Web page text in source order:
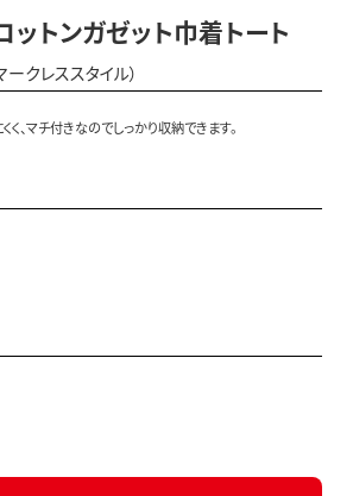
ットンガゼット巾着トート
ークレススタイル）
、マチ付きなのでしっかり収納できます。